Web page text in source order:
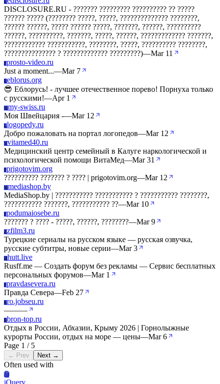
E
DISCLOSURE.RU - ??????? ????????? ?????????? ?? ?????
?????? ????? (???????? ?????, ?????, ?????????????? ????????,
?????? ??????, ????? ?????? ?????, ???????, ??????, ??????????
??????, ??????????, ???????, ?????, ??????, ????????????? ???????,
???????????? ???????????, ????????, ?????, ?????????? ????????,
??????????????? ? ????????????? ?????????)—Mar 11
Pprosto-video.ru
Just a moment...—Mar 7
Eeblorus.org
😎 Еблорусь! - лучшее отечественное порево! Порнуха только
с русскими!—Apr 1
Mmy-swiss.ru
Моя Швейцария -—Mar 12
Llogopedy.ru
Добро пожаловать на портал логопедов—Mar 12
Vvitamed40.ru
Медицинский центр семейный в Калуге наркологической и
психологической помощи ВитаМед—Mar 31
Pprigotovim.org
?????????? ??????? ? ???? | prigotovim.org—Mar 12
Mmediashop.by
MediaShop.by | ??????????? ??????????? ? ??????????? ????????,
??????????? ???????, ??????????? ??—Mar 10
Ppodumaiosebe.ru
??????? ? ???? - ?????, ??????, ????????—Mar 9
Zzfilm3.ru
Турецкие сериалы на русском языке — русская озвучка,
русские субтитры, новые серии—Mar 3
Hhutt.live
Rusff.me — Создать форум без рекламы — Сервис бесплатных
персональных форумов—Mar 1
Ppravdasevera.ru
Правда Севера—Feb 27
Rro.jobseu.ru
———
Bbron-top.ru
Отдых в России, Абхазии, Крыму 2026 | Горнолыжные
курорты России, отдых на море — цены—Mar 6
Page 1 / 5
← Prev Next →
Often used with
Jq